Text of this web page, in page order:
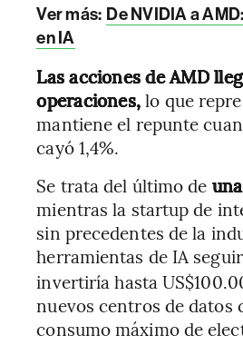
Ver más: De NVIDIA a
en IA
Las acciones de AMD
operaciones,lo que
mantiene el repunte
cayó 1,4%.
Se trata del último de
mientras la startup de
sin precedentes de la
herramientas de IA
invertiría hasta
nuevos centros de datos
consumo máximo de